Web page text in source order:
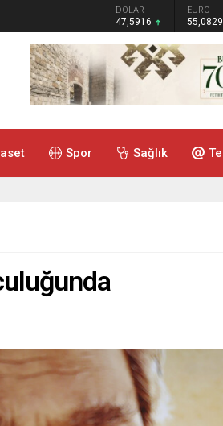
DOLAR
47,5916
EURO
55,0829
Spor Sağlık